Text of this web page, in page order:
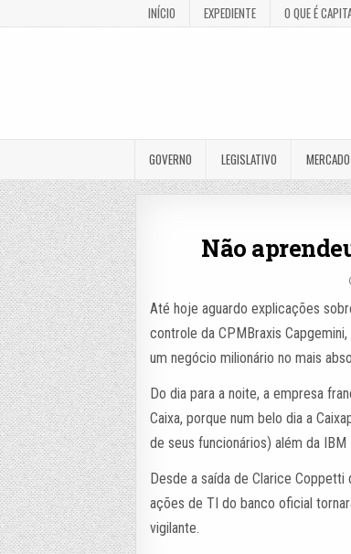
INÍCIO EXPEDIENTE O QUE É
GOVERNO LEGISLATIVO MERCADO
Não
Até hoje aguardo explicações
controle da CPMBraxis
um negócio milionário no mais
Do dia para a noite, a empresa
Caixa, porque num belo dia a
de seus funcionários) além da
Desde a saída de Clarice Coppetti
ações de TI do banco oficial
vigilante.